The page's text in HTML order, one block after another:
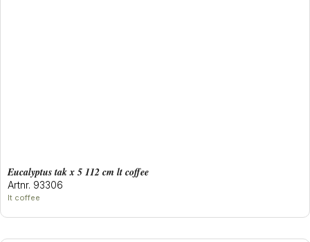
eucalyptus tak x 5 112 cm lt coffee
Artnr. 93306
lt coffee